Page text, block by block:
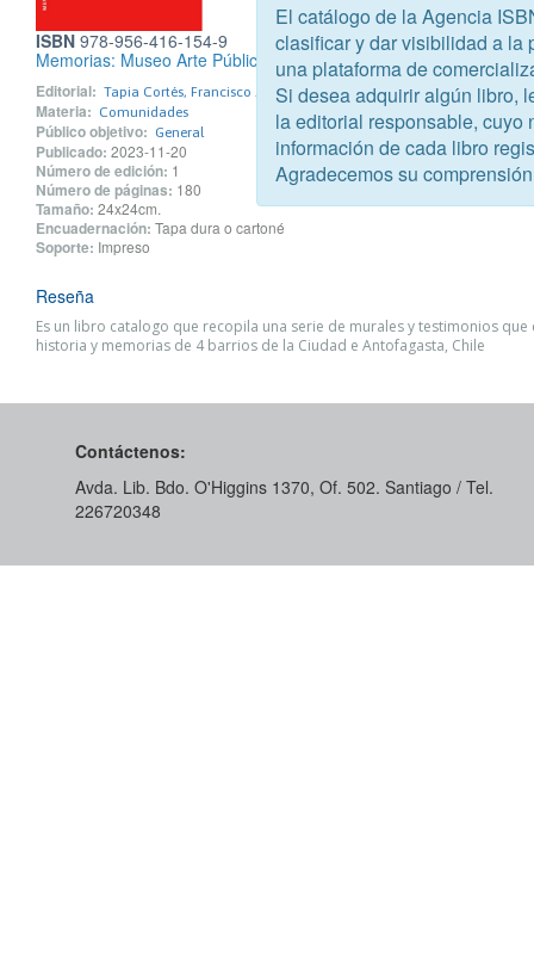
ISBN 978-956-416-154-9
Memorias: Museo Arte Público 2016-21
Editorial: Tapia Cortés, Francisco Javier
Materia: Comunidades
Público objetivo: General
Publicado: 2023-11-20
Número de edición: 1
Número de páginas: 180
Tamaño: 24x24cm.
Encuadernación: Tapa dura o cartoné
Soporte: Impreso
Reseña
Es un libro catalogo que recopila una serie de murales y testimonios que
historia y memorias de 4 barrios de la Ciudad e Antofagasta, Chile
Contáctenos:
Avda. Lib. Bdo. O'Higgins 1370, Of. 502. Santiago / Tel.
226720348
El catálogo de la Agencia
clasificar y dar visibilidad a la
una plataforma de
Si desea adquirir algún libro,
la editorial responsable, cuyo
información de cada libro
Agradecemos su